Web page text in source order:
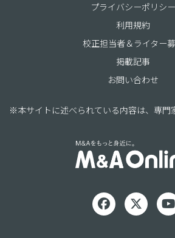
プライバシーポリシー
利用規約
校正担当者＆ライター
掲載記事
お問い合わせ
※本サイトに述べられている内容は、専門